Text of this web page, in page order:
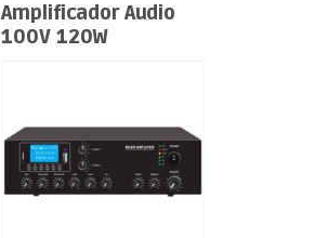
Amplificador Audio
100V 120W